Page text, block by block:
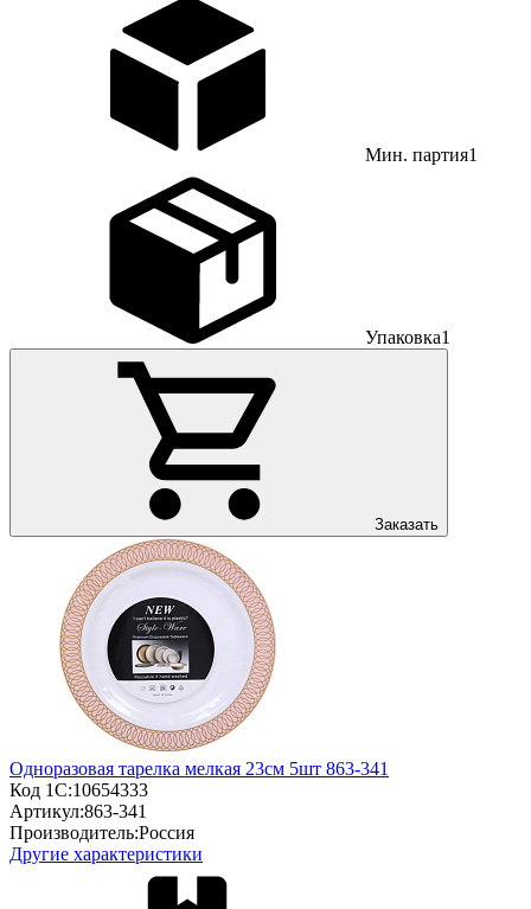
Мин. партия1
Упаковка1
Заказать
Одноразовая тарелка мелкая 23см 5шт 863-341
Код 1С:10654333
Артикул:863-341
Производитель:Россия
Другие характеристики